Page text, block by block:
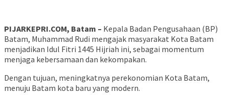
PIJARKEPRI.COM, Batam – Kepala Badan Pengusahaan (BP)
Batam, Muhammad Rudi mengajak masyarakat Kota Batam
menjadikan Idul Fitri 1445 Hijriah ini, sebagai momentum
menjaga kebersamaan dan kekompakan.
Dengan tujuan, meningkatnya perekonomian Kota Batam,
menuju Batam kota baru yang modern.